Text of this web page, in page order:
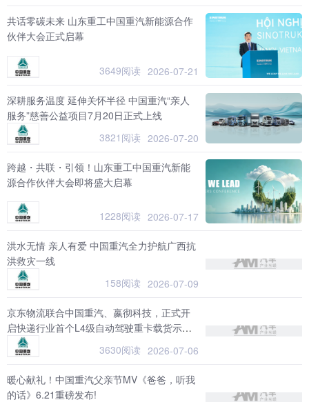
共话零碳未来 山东重工中国重汽新能源合作
伙伴大会正式启幕
3649阅读 2026-07-21
深耕服务温度 延伸关怀半径 中国重汽“亲人
服务”慈善公益项目7月20日正式上线
3821阅读 2026-07-20
跨越・共联・引领！山东重工中国重汽新能
源合作伙伴大会即将盛大启幕
1228阅读 2026-07-17
洪水无情 亲人有爱 中国重汽全力护航广西抗
洪救灾一线
158阅读 2026-07-09
京东物流联合中国重汽、嬴彻科技，正式开
启快递行业首个L4级自动驾驶重卡载货示范
应用项目
3630阅读 2026-07-06
暖心献礼！中国重汽父亲节MV《爸爸，听我
的话》6.21重磅发布!